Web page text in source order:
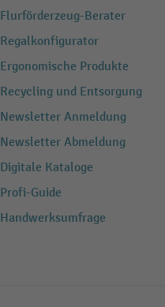
Flurförderzeug-Berater
Regalkonfigurator
Ergonomische Produkte
Recycling und Entsorgung
Newsletter Anmeldung
Newsletter Abmeldung
Digitale Kataloge
Profi-Guide
Handwerksumfrage